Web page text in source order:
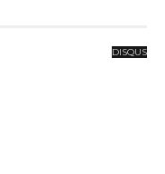
DISQUS